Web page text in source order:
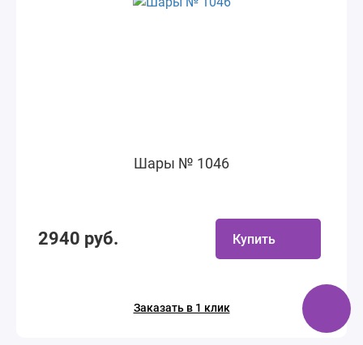
Шары № 1046
2940 руб. Купить
Заказать в 1 клик